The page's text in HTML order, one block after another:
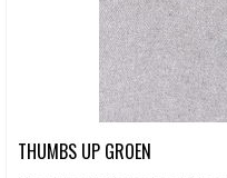
THUMBS UP GROEN